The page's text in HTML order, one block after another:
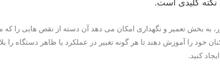
بخش تعمیر و نگهداری امکان می دهد آن دسته از نقص هایی را
خود را آموزش دهند تا هر گونه تغییر در عملکرد یا ظاهر دستگاه را
کنید.